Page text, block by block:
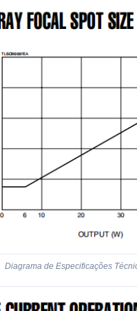
Diagrama de Especificações